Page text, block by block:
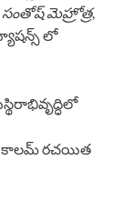
సంతోష్ మెహ్రోత్ర,
లో
కాలమ్ రచయిత